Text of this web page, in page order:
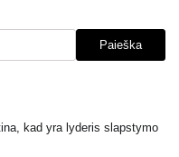
Paieška
kad yra lyderis slapstymo